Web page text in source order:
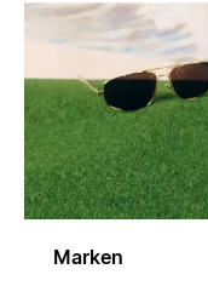
Marken